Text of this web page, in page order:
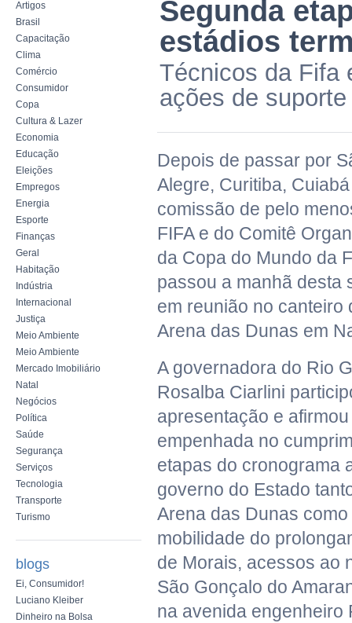
Artigos
Brasil
Capacitação
Clima
Comércio
Consumidor
Copa
Cultura & Lazer
Economia
Educação
Eleições
Empregos
Energia
Esporte
Finanças
Geral
Habitação
Indústria
Internacional
Justiça
Meio Ambiente
Meio Ambiente
Mercado Imobiliário
Natal
Negócios
Política
Saúde
Segurança
Serviços
Tecnologia
Transporte
Turismo
blogs
Ei, Consumidor!
Luciano Kleiber
Dinheiro na Bolsa
Segunda
estádios
Técnicos da Fifa
ações de
Depois de passar por
Alegre, Curitiba,
comissão de pelo
FIFA e do Comitê
da Copa do Mundo da
passou a manhã desta
em reunião no canteiro
Arena das Dunas em
A governadora do Rio
Rosalba Ciarlini
apresentação e
empenhada no
etapas do cronograma
governo do Estado
Arena das Dunas
mobilidade do
de Morais, acessos ao
São Gonçalo do
na avenida engenheiro